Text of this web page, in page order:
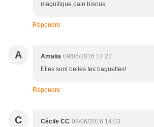
magnifique pain bisous
Répondre
A Amalia 09/06/2016 14:22
Elles sont belles tes baguettes!
Répondre
C Cécile CC 09/06/2016 14:03